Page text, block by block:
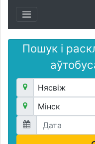
Toggle
Пошук і
Нясвіж
Мінск